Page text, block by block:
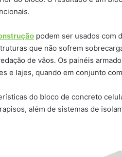
podem ser usados com
que não sofrem
de vãos. Os painéis
e lajes, quando em conjunto
do bloco de concreto
além de sistemas de